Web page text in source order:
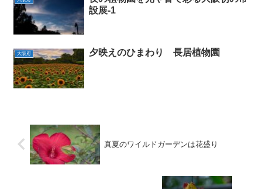
設展-1
大阪府 夕映えのひまわり 長居植物園
真夏のワイルドガーデンは花盛り